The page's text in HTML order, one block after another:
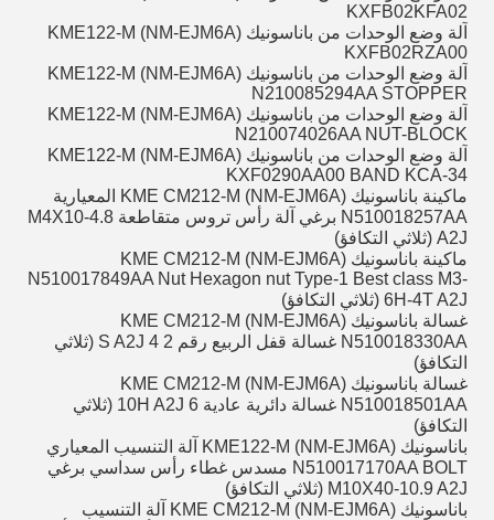
KXFB02KFA02
آلة وضع الوحدات من باناسونيك KME122-M (NM-EJM6A)
KXFB02RZA00
آلة وضع الوحدات من باناسونيك KME122-M (NM-EJM6A)
N210085294AA STOPPER
آلة وضع الوحدات من باناسونيك KME122-M (NM-EJM6A)
N210074026AA NUT-BLOCK
آلة وضع الوحدات من باناسونيك KME122-M (NM-EJM6A)
KXF0290AA00 BAND KCA-34
ماكينة باناسونيك KME CM212-M (NM-EJM6A) المعيارية
N510018257AA برغي آلة رأس تروس متقاطعة M4X10-4.8
A2J (ثلاثي التكافؤ)
ماكينة باناسونيك KME CM212-M (NM-EJM6A)
N510017849AA Nut Hexagon nut Type-1 Best class M3-
6H-4T A2J (ثلاثي التكافؤ)
غسالة باناسونيك KME CM212-M (NM-EJM6A)
N510018330AA غسالة قفل الربيع رقم 2 4 S A2J (ثلاثي
التكافؤ)
غسالة باناسونيك KME CM212-M (NM-EJM6A)
N510018501AA غسالة دائرية عادية 6 10H A2J (ثلاثي
التكافؤ)
باناسونيك KME122-M (NM-EJM6A) آلة التنسيب المعياري
N510017170AA BOLT مسدس غطاء رأس سداسي برغي
M10X40-10.9 A2J (ثلاثي التكافؤ)
باناسونيك KME CM212-M (NM-EJM6A) آلة التنسيب